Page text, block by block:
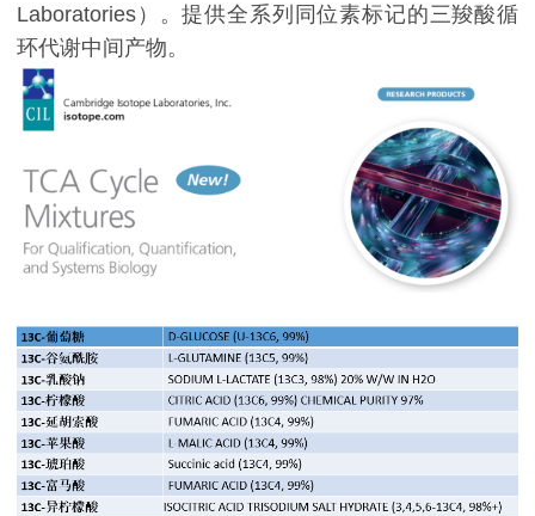
Laboratories）。提供全系列同位素标记的三羧酸循
环代谢中间产物。